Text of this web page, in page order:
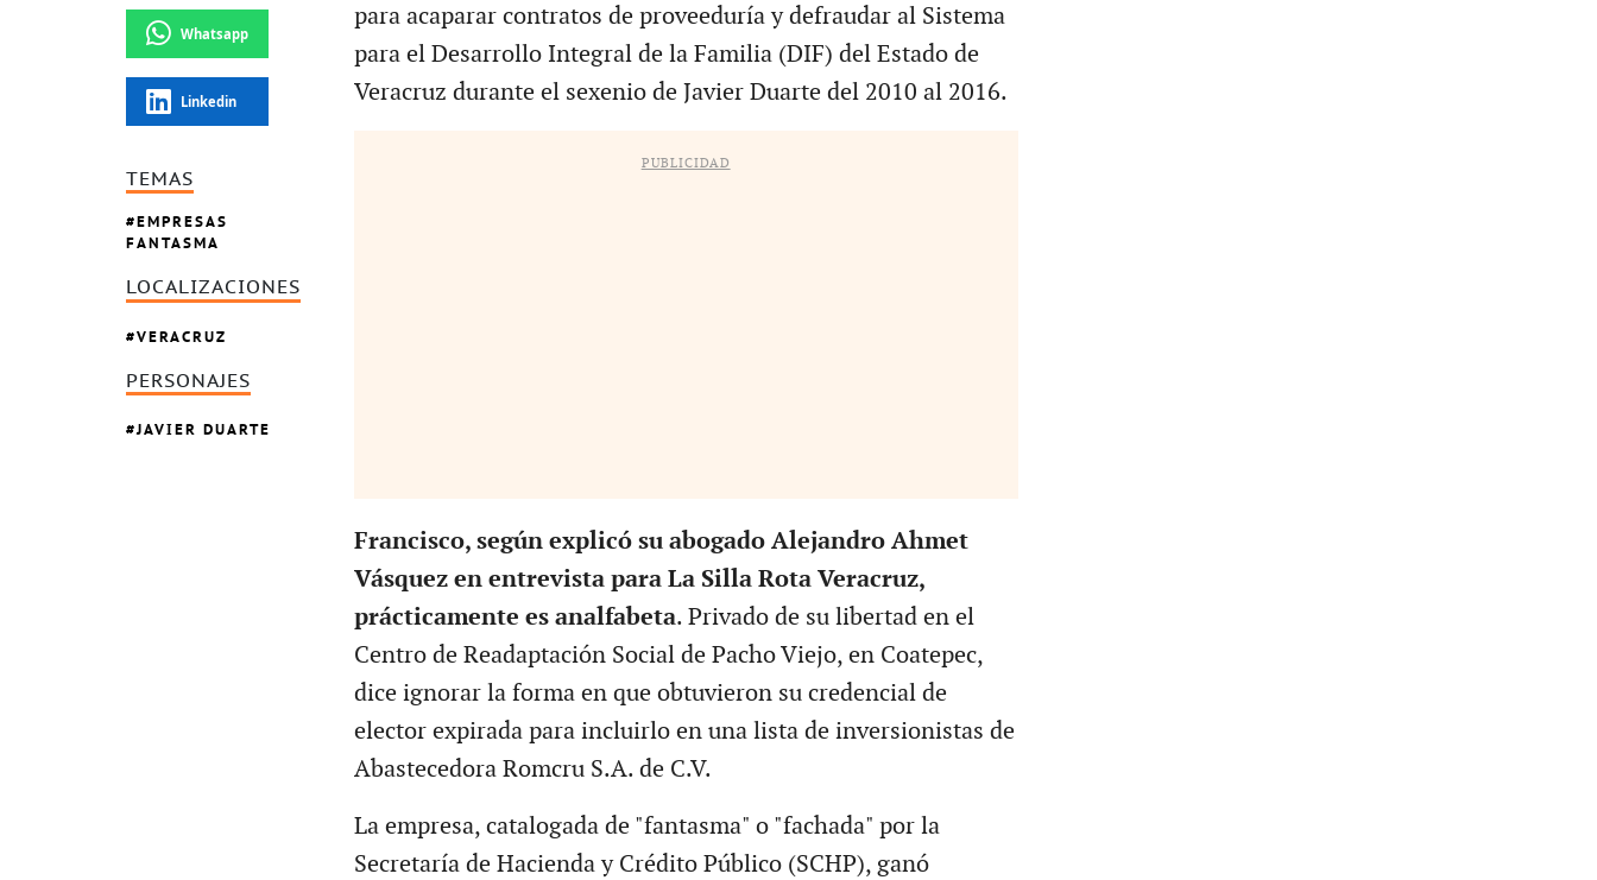
Whatsapp
Linkedin
TEMAS
EMPRESAS
FANTASMA
LOCALIZACIONES
VERACRUZ
PERSONAJES
JAVIER DUARTE
para acaparar contratos de proveeduría y defraudar al Sistema
para el Desarrollo Integral de la Familia (DIF) del Estado de
Veracruz durante el sexenio de Javier Duarte del 2010 al 2016.
PUBLICIDAD
Francisco, según explicó su abogado Alejandro Ahmet
Vásquez en entrevista para La Silla Rota Veracruz,
prácticamente es analfabeta. Privado de su libertad en el
Centro de Readaptación Social de Pacho Viejo, en Coatepec,
dice ignorar la forma en que obtuvieron su credencial de
elector expirada para incluirlo en una lista de inversionistas de
Abastecedora Romcru S.A. de C.V.
La empresa, catalogada de "fantasma" o "fachada" por la
Secretaría de Hacienda y Crédito Público (SCHP), ganó